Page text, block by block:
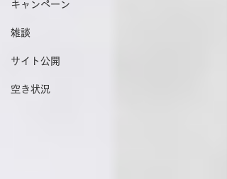
キャンペーン
雑談
サイト公開
空き状況